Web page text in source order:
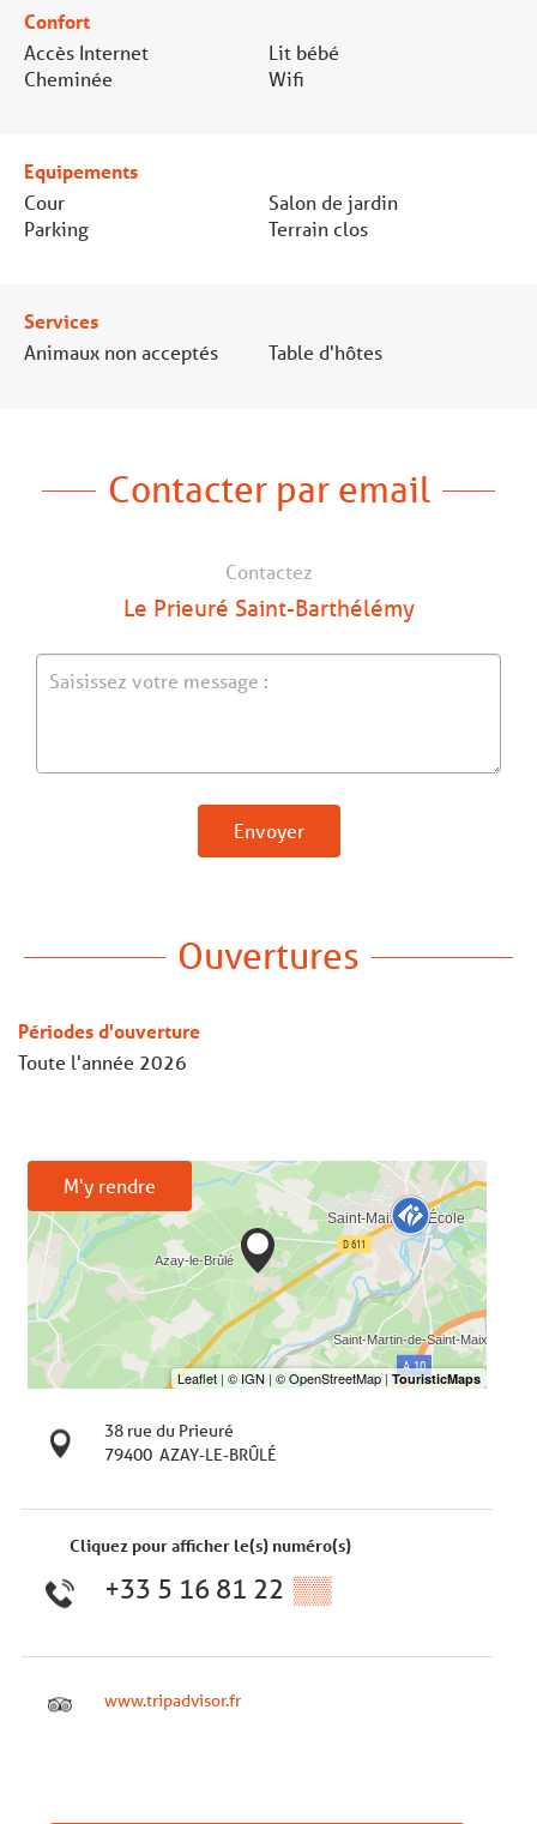
Confort
Accès Internet
Cheminée
Lit bébé
Wifi
Equipements
Cour
Parking
Salon de jardin
Terrain clos
Services
Animaux non acceptés
Table d'hôtes
Contacter par email
Contactez
Le Prieuré Saint-Barthélémy
Envoyer
Ouvertures
Périodes d'ouverture
Toute l'année 2026
M'y rendre
38 rue du Prieuré
79400 AZAY-LE-BRÛLÉ
Cliquez pour afficher le(s) numéro(s)
+33 5 16 81 22 ▒▒
www.tripadvisor.fr